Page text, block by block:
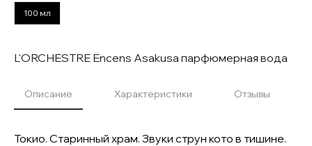
100 мл
L'ORCHESTRE Encens Asakusa парфюмерная вода
Описание Характеристики Отзывы
Токио. Старинный храм. Звуки струн кото в тишине.